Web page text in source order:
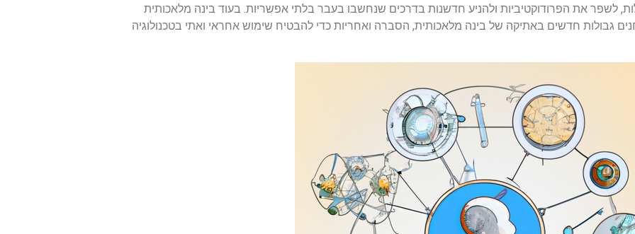
לשפר את הפרודוקטיביות ולהניע חדשנות בדרכים שנחשבו בעבר בלתי אפשריות. בעוד בינה מלאכותית
גבולות חדשים באתיקה של בינה מלאכותית, הסברה ואחריות כדי להבטיח שימוש אחראי ואתי בטכנולוגיה